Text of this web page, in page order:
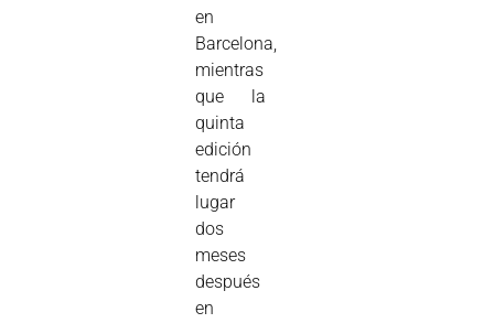
en
Barcelona,
mientras
que la
quinta
edición
tendrá
lugar
dos
meses
después
en